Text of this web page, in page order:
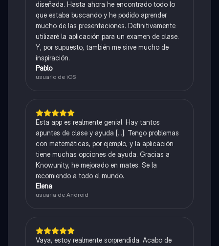
diseñada. Hasta ahora he encontrado todo lo
que estaba buscando y he podido aprender
mucho de las presentaciones. Definitivamente
utilizaré la aplicación para un examen de clase.
Y, por supuesto, también me sirve mucho de
inspiración.
Pablo
usuario de iOS
Esta app es realmente genial. Hay tantos
apuntes de clase y ayuda [...]. Tengo problemas
con matemáticas, por ejemplo, y la aplicación
tiene muchas opciones de ayuda. Gracias a
Knowunity, he mejorado en mates. Se la
recomiendo a todo el mundo.
Elena
usuaria de Android
Vaya, estoy realmente sorprendida. Acabo de